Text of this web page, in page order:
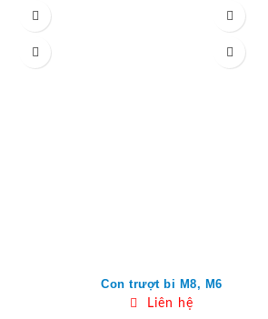
Con trượt bi M8, M6
Liên hệ